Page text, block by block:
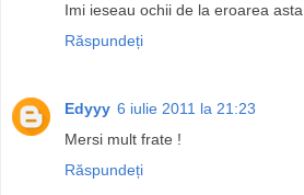
Imi ieseau ochii de la eroarea asta
Răspundeți
Edyyy 6 iulie 2011 la 21:23
Mersi mult frate !
Răspundeți